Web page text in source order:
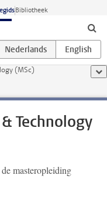
Bibliotheek
(MSc)
Technology
masteropleiding